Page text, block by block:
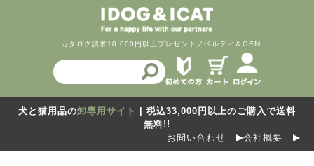
カタログ請求10,000円以上プレゼント ノベルティ＆OEM
犬と猫用品の卸専用サイト
| 税込33,000円以上のご購入で送料
無料!!
お問い合わせ
会社概要